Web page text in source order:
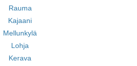
Rauma
Kajaani
Mellunkylä
Lohja
Kerava